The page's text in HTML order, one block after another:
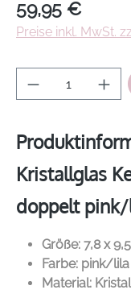
59,95 €
Preise inkl. MwSt.
Produkt
Kristallglas
doppelt
Größe: 7,8 x
Farbe: pink/lila
Material: